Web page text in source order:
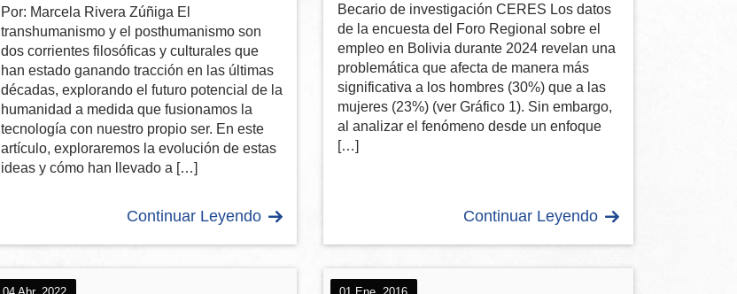
Por: Marcela Rivera Zúñiga El
transhumanismo y el posthumanismo son
dos corrientes filosóficas y culturales que
han estado ganando tracción en las últimas
décadas, explorando el futuro potencial de la
humanidad a medida que fusionamos la
tecnología con nuestro propio ser. En este
artículo, exploraremos la evolución de estas
ideas y cómo han llevado a […]
Continuar Leyendo
Becario de investigación CERES Los datos
de la encuesta del Foro Regional sobre el
empleo en Bolivia durante 2024 revelan una
problemática que afecta de manera más
significativa a los hombres (30%) que a las
mujeres (23%) (ver Gráfico 1). Sin embargo,
al analizar el fenómeno desde un enfoque
[…]
Continuar Leyendo